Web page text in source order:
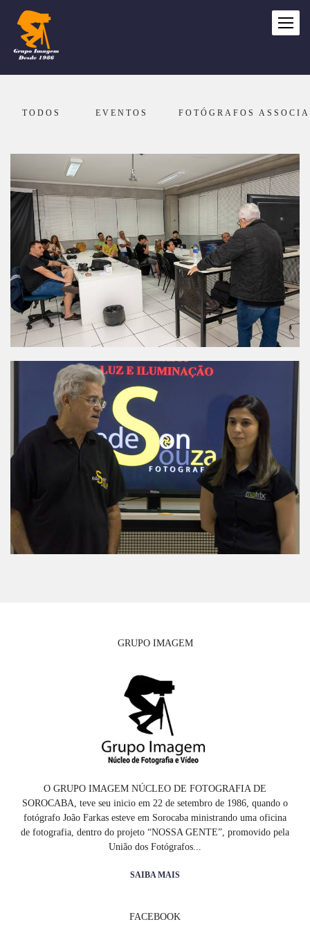
TODOS EVENTOS FOTÓGRAFOS
GRUPO IMAGEM
O GRUPO IMAGEM NÚCLEO DE FOTOGRAFIA DE
SOROCABA, teve seu inicio em 22 de setembro de 1986, quando o
fotógrafo João Farkas esteve em Sorocaba ministrando uma oficina
de fotografia, dentro do projeto “NOSSA GENTE”, promovido pela
União dos Fotógrafos...
SAIBA MAIS
FACEBOOK